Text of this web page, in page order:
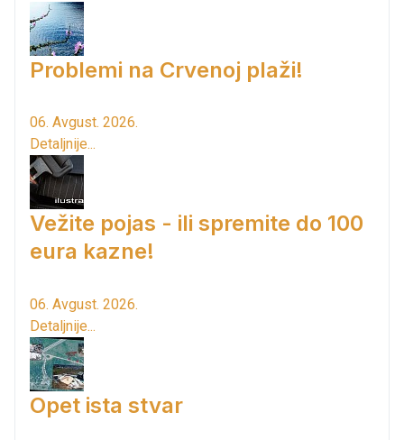
Problemi na Crvenoj plaži!
06. Avgust. 2026.
Detaljnije...
Vežite pojas - ili spremite do 100
eura kazne!
06. Avgust. 2026.
Detaljnije...
Opet ista stvar